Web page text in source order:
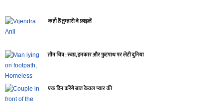
कहाँ हैं तुम्हारी वे फ़ाइलें
तीन चित्र : स्वप्न, इनकार और फ़ुटपाथ पर लेटी दुनिया
एक दिन करेंगे बात केवल प्यार की